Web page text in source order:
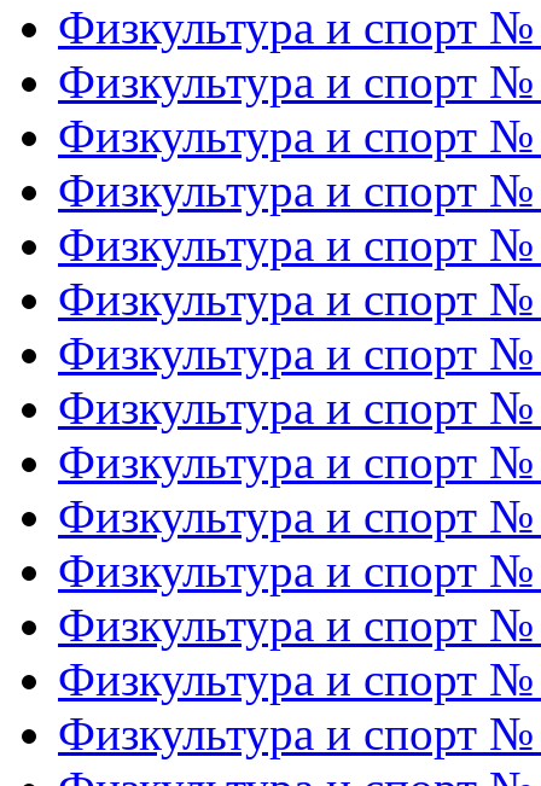
Физкультура и спорт
Физкультура и спорт
Физкультура и спорт
Физкультура и спорт
Физкультура и спорт
Физкультура и спорт
Физкультура и спорт
Физкультура и спорт
Физкультура и спорт
Физкультура и спорт
Физкультура и спорт
Физкультура и спорт
Физкультура и спорт
Физкультура и спорт